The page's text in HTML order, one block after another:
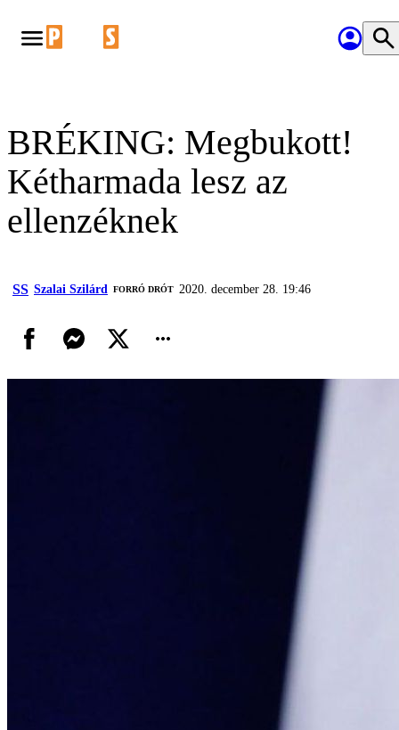
BRÉKING: Megbukott!
Kétharmada lesz az
ellenzéknek
SS Szalai Szilárd FORRÓ DRÓT 2020. december 28. 19:46